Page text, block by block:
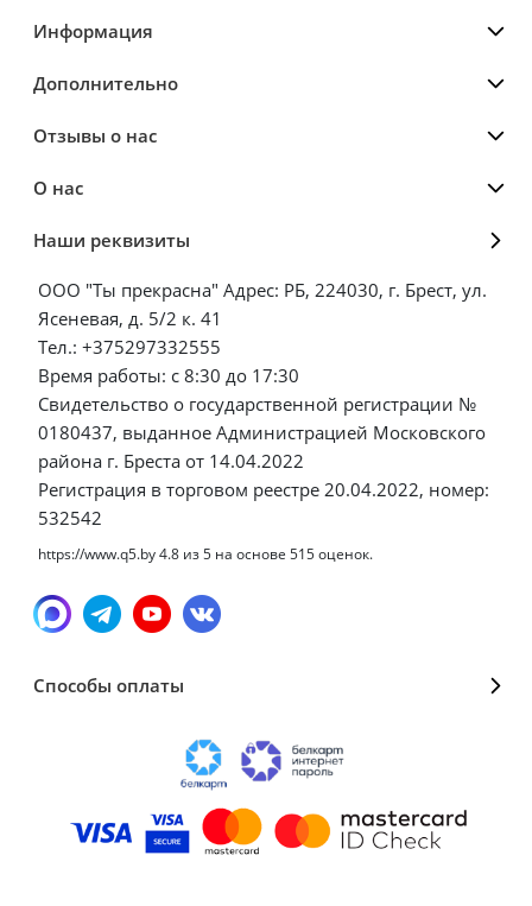
Информация
Дополнительно
Отзывы о нас
О нас
Наши реквизиты
ООО "Ты прекрасна" Адрес: РБ, 224030, г. Брест, ул.
Ясеневая, д. 5/2 к. 41
Тел.: +375297332555
Время работы: с 8:30 до 17:30
Свидетельство о государственной регистрации №
0180437, выданное Администрацией Московского
района г. Бреста от 14.04.2022
Регистрация в торговом реестре 20.04.2022, номер:
532542
https://www.q5.by4.8 из5 на основе 515оценок.
Способы оплаты